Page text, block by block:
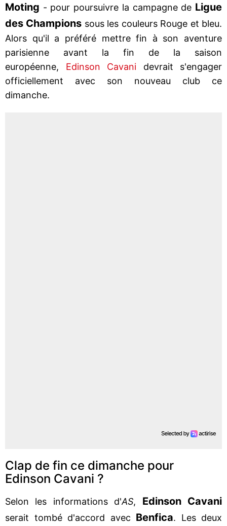
Moting - pour poursuivre la campagne de Ligue
des Champions sous les couleurs Rouge et bleu.
Alors qu'il a préféré mettre fin à son aventure
parisienne avant la fin de la saison
européenne, Edinson Cavani devrait s'engager
officiellement avec son nouveau club ce
dimanche.
Clap de fin ce dimanche pour
Edinson Cavani ?
Selon les informations d'AS, Edinson Cavani
serait tombé d'accord avec Benfica. Les deux